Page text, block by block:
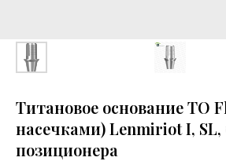
Титановое основание ТО
насечками) Lenmiriot I, SL,
позиционера